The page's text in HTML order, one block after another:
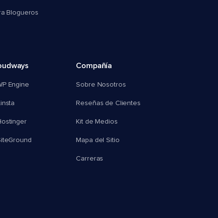
Blogueros
Engine
Compañía
Sobre Nosotros
Reseñas de Clientes
Kit de Medios
Mapa del Sitio
Carreras